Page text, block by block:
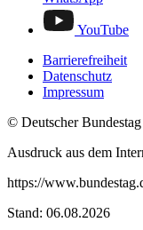
YouTube
Barrierefreiheit
Datenschutz
Impressum
© Deutscher Bundestag
Ausdruck aus dem
https://
Stand: 06.08.2026